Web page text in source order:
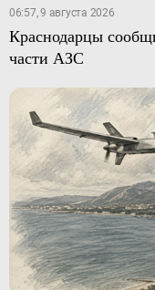
06:57, 9 августа 2026
Краснодарцы
части АЗС